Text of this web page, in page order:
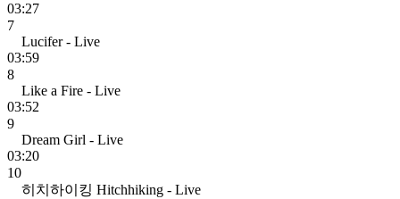
03:27
7
Lucifer - Live
03:59
8
Like a Fire - Live
03:52
9
Dream Girl - Live
03:20
10
히치하이킹 Hitchhiking - Live